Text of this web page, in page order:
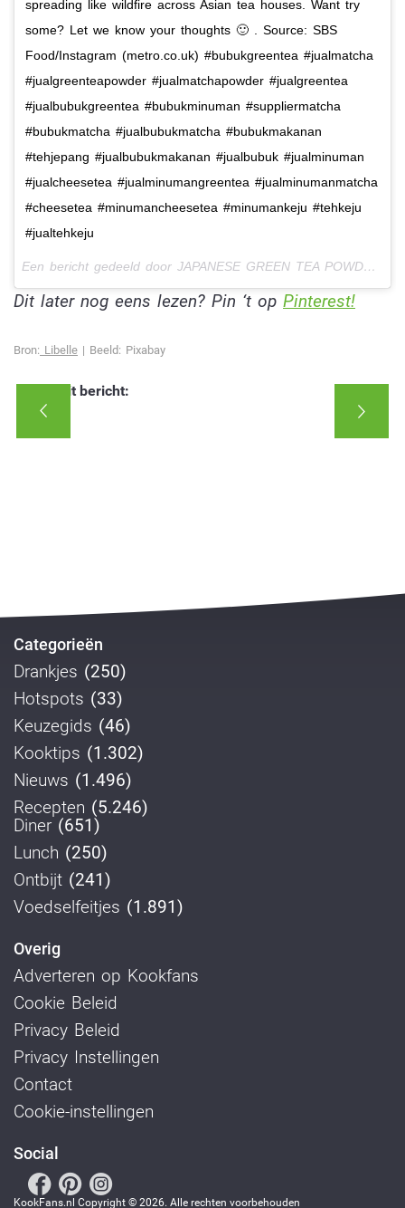
spreading like wildfire across Asian tea houses. Want try
some? Let we know your thoughts 🙂 . Source: SBS
Food/Instagram (metro.co.uk) #bubukgreentea #jualmatcha
#jualgreenteapowder #jualmatchapowder #jualgreentea
#jualbubukgreentea #bubukminuman #suppliermatcha
#bubukmatcha #jualbubukmatcha #bubukmakanan
#tehjepang #jualbubukmakanan #jualbubuk #jualminuman
#jualcheesetea #jualminumangreentea #jualminumanmatcha
#cheesetea #minumancheesetea #minumankeju #tehkeju
#jualtehkeju
Een bericht gedeeld door JAPANESE GREEN TEA POWDER ? (@matchaspecialist) op
Dit later nog eens lezen? Pin ‘t op Pinterest!
Bron: Libelle | Beeld: Pixabay
Deel dit bericht:
Categorieën
Drankjes (250)
Hotspots (33)
Keuzegids (46)
Kooktips (1.302)
Nieuws (1.496)
Recepten (5.246)
Diner (651)
Lunch (250)
Ontbijt (241)
Voedselfeitjes (1.891)
Overig
Adverteren op Kookfans
Cookie Beleid
Privacy Beleid
Privacy Instellingen
Contact
Cookie-instellingen
Social
KookFans.nl Copyright © 2026. Alle rechten voorbehouden